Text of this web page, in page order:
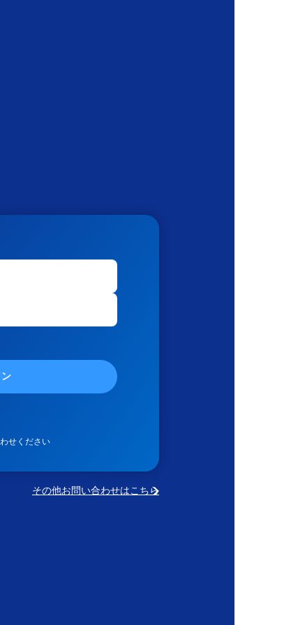
ン
せください
その他お問い合わせはこちら